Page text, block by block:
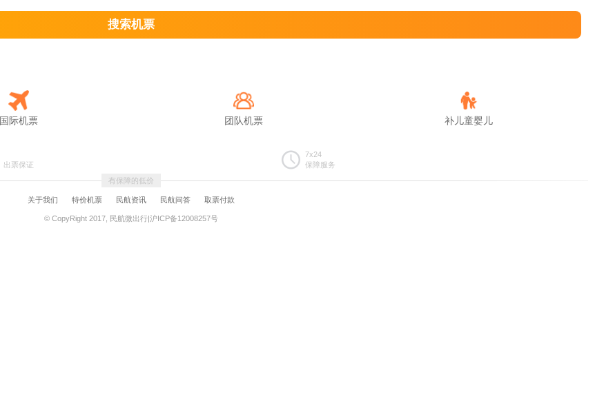
搜索机票
国际机票 团队机票 补儿童婴儿
出票保证
7x24
保障服务
有保障的低价
关于我们 特价机票 民航资讯 民航问答 取票付款
© CopyRight 2017, 民航微出行|沪ICP备12008257号